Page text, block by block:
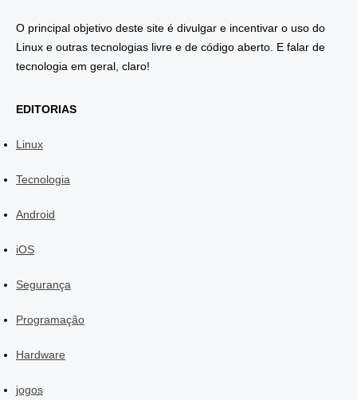
O principal objetivo deste site é divulgar e incentivar o uso do
Linux e outras tecnologias livre e de código aberto. E falar de
tecnologia em geral, claro!
EDITORIAS
Linux
Tecnologia
Android
iOS
Segurança
Programação
Hardware
jogos